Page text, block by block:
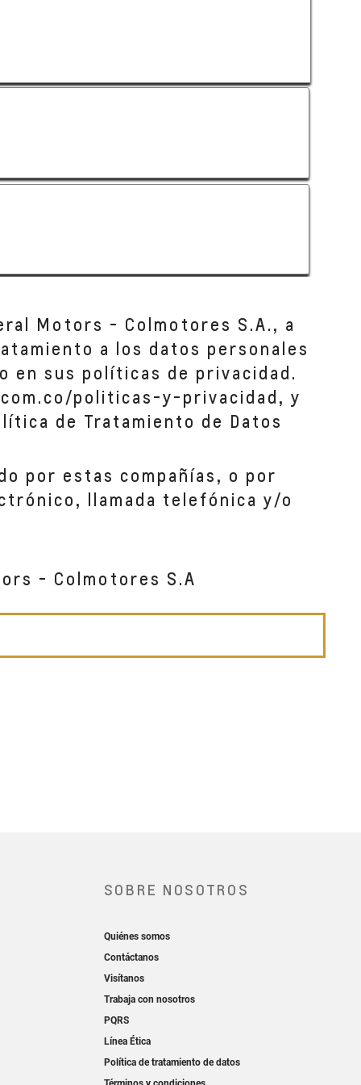
Motors - Colmotores S.A., a
a los datos personales
en sus políticas de privacidad.
politicas-y-privacidad, y
de Tratamiento de Datos
por estas compañías, o por
llamada telefónica y/o
- Colmotores S.A